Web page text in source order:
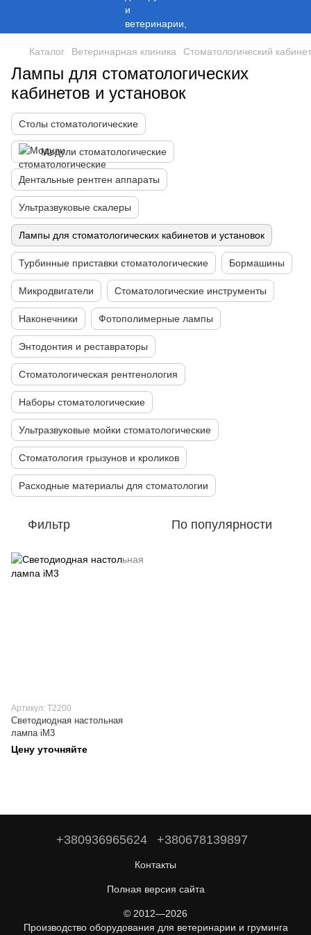
Каталог Ветеринарная клиника Стоматологический кабинет
Лампы для стоматологических
кабинетов и установок
Столы стоматологические
Модули стоматологические
Дентальные рентген аппараты
Ультразвуковые скалеры
Лампы для стоматологических кабинетов и установок
Турбинные приставки стоматологические Бормашины
Микродвигатели Стоматологические инструменты
Наконечники Фотополимерные лампы
Энтодонтия и реставраторы
Стоматологическая рентгенология
Наборы стоматологические
Ультразвуковые мойки стоматологические
Стоматология грызунов и кроликов
Расходные материалы для стоматологии
Фильтр По популярности
Артикул: T2200
Светодиодная настольная
лампа iM3
Цену уточняйте
+380936965624 +380678139897
Контакты
Полная версия сайта
© 2012—2026
Производство оборудования для ветеринарии и груминга